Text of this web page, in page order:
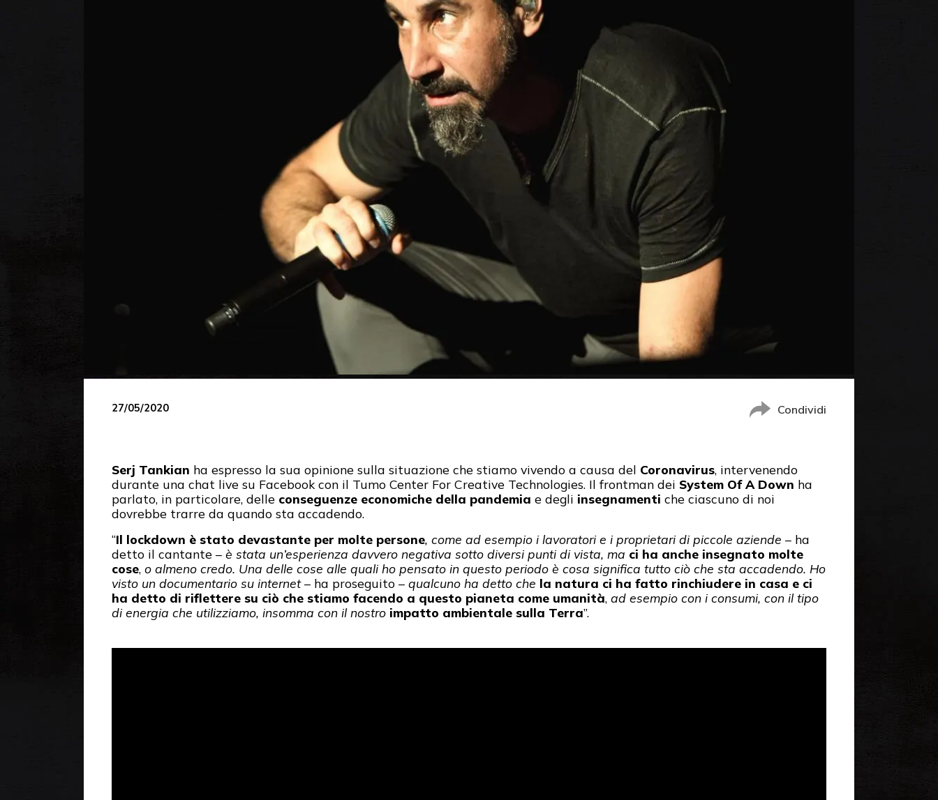
27/05/2020 Condividi
Serj Tankian ha espresso la sua opinione sulla situazione che stiamo vivendo a causa del Coronavirus, intervenendo
durante una chat live su Facebook con il Tumo Center For Creative Technologies. Il frontman dei System Of A Down ha
parlato, in particolare, delle conseguenze economiche della pandemia e degli insegnamenti che ciascuno di noi
dovrebbe trarre da quando sta accadendo.
“Il lockdown è stato devastante per molte persone, come ad esempio i lavoratori e i proprietari di piccole aziende – ha
detto il cantante – è stata un’esperienza davvero negativa sotto diversi punti di vista, ma ci ha anche insegnato molte
cose, o almeno credo. Una delle cose alle quali ho pensato in questo periodo è cosa significa tutto ciò che sta accadendo. Ho
visto un documentario su internet– ha proseguito – qualcuno ha detto che la natura ci ha fatto rinchiudere in casa e ci
ha detto di riflettere su ciò che stiamo facendo a questo pianeta come umanità, ad esempio con i consumi, con il tipo
di energia che utilizziamo, insomma con il nostro impatto ambientale sulla Terra”.